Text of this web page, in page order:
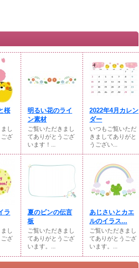
桜
し
ざ
明るい花のライ
ン素材
ご覧いただきまし
てありがとうござ
います！...
2022年4月カレン
ダー
いつもご覧いただ
きましてありがと
うござい...
ラ
し
ざ
夏のビンの伝言
板
ご覧いただきまし
てありがとうござ
います。...
あじさいとカエ
ルのイラス...
ご覧いただきまし
てありがとうござ
います。...